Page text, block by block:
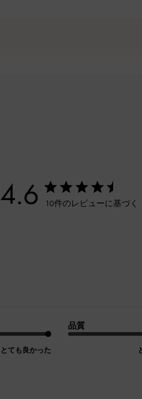
4.6 10件のレビューに基づく
とても良かった
品質